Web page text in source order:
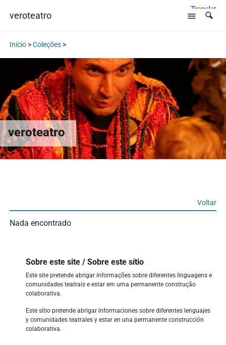
veroteatro
Início>Coleções>
veroteatro
Voltar
Nada encontrado
Sobre este site / Sobre este sítio
Este site pretende abrigar informações sobre diferentes linguagens e
comunidades teatrais e estar em uma permanente construção
colaborativa.
Este sítio pretende abrigar informaciones sobre diferentes lenguajes
y comunidades teatrales y estar en una permanente construcción
colaborativa.